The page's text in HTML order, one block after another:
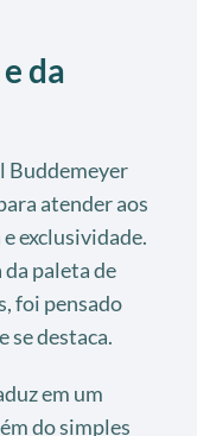
da
Buddemeyer
atender aos
exclusividade.
da paleta de
foi pensado
se destaca.
em um
do simples